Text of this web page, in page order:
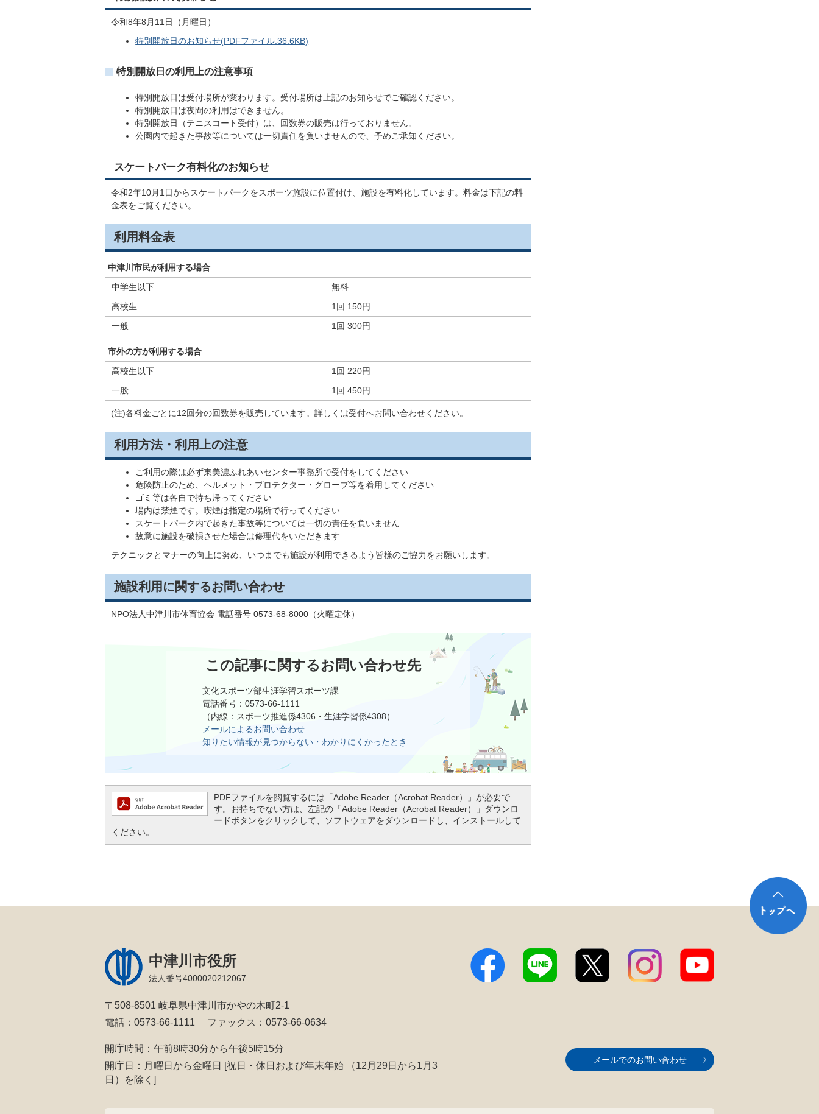
令和8年8月11日（月曜日）
特別開放日のお知らせ(PDFファイル:36.6KB)
特別開放日の利用上の注意事項
特別開放日は受付場所が変わります。受付場所は上記のお知らせでご確認ください。
特別開放日は夜間の利用はできません。
特別開放日（テニスコート受付）は、回数券の販売は行っておりません。
公園内で起きた事故等については一切責任を負いませんので、予めご承知ください。
スケートパーク有料化のお知らせ
令和2年10月1日からスケートパークをスポーツ施設に位置付け、施設を有料化しています。料金は下記の料
金表をご覧ください。
利用料金表
中津川市民が利用する場合
中学生以下
無料
高校生
1回 150円
一般
1回 300円
市外の方が利用する場合
高校生以下
1回 220円
一般
1回 450円
(注)各料金ごとに12回分の回数券を販売しています。詳しくは受付へお問い合わせください。
利用方法・利用上の注意
ご利用の際は必ず東美濃ふれあいセンター事務所で受付をしてください
危険防止のため、ヘルメット・プロテクター・グローブ等を着用してください
ゴミ等は各自で持ち帰ってください
場内は禁煙です。喫煙は指定の場所で行ってください
スケートパーク内で起きた事故等については一切の責任を負いません
故意に施設を破損させた場合は修理代をいただきます
テクニックとマナーの向上に努め、いつまでも施設が利用できるよう皆様のご協力をお願いします。
施設利用に関するお問い合わせ
NPO法人中津川市体育協会 電話番号 0573-68-8000（火曜定休）
この記事に関するお問い合わせ先
文化スポーツ部生涯学習スポーツ課
電話番号：0573-66-1111
（内線：スポーツ推進係4306・生涯学習係4308）
メールによるお問い合わせ
知りたい情報が見つからない・わかりにくかったとき
PDFファイルを閲覧するには「Adobe Reader（Acrobat Reader）」が必要で
す。お持ちでない方は、左記の「Adobe Reader（Acrobat Reader）」ダウンロ
ードボタンをクリックして、ソフトウェアをダウンロードし、インストールして
ください。
中津川市役所
法人番号4000020212067
〒508-8501 岐阜県中津川市かやの木町2-1
電話：0573-66-1111
ファックス：0573-66-0634
開庁時間：午前8時30分から午後5時15分
開庁日：月曜日から金曜日 [祝日・休日および年末年始
（12月29日から1月3
日）を除く]
メールでのお問い合わせ